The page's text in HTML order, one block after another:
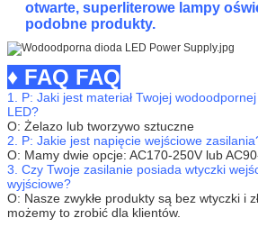
otwarte, superliterowe lampy
podobne produkty.
♦ FAQ FAQ
1. P: Jaki jest materiał Twojej
LED?
O: Żelazo lub tworzywo sztuczne
2. P: Jakie jest napięcie wejściowe
O: Mamy dwie opcje: AC170-250V lub
3. Czy Twoje zasilanie posiada wtyczki
wyjściowe?
O: Nasze zwykłe produkty są bez wtyczki i
możemy to zrobić dla klientów.